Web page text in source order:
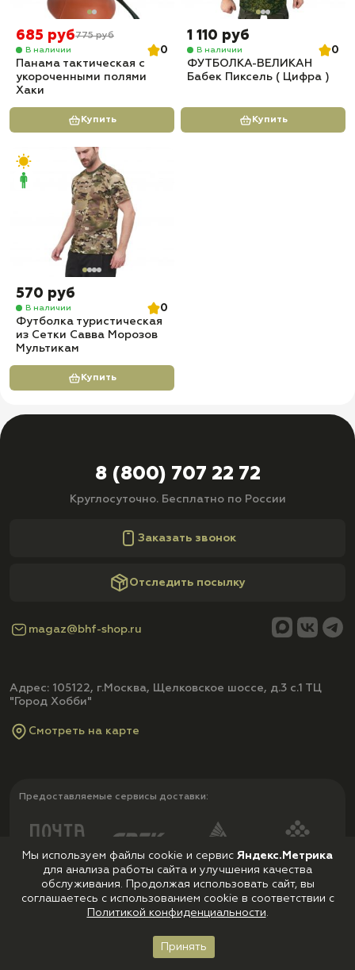
685 руб775 руб
В наличии
0
Панама тактическая с
укороченными полями
Хаки
Купить
1 110 руб
В наличии
0
ФУТБОЛКА-ВЕЛИКАН
Бабек Пиксель ( Цифра )
Купить
570 руб
В наличии
0
Футболка туристическая
из Сетки Савва Морозов
Мультикам
Купить
8 (800) 707 22 72
Круглосуточно. Бесплатно по России
Заказать звонок
Отследить посылку
magaz@bhf-shop.ru
Адрес: 105122, г.Москва, Щелковское шоссе, д.3 с.1 ТЦ
"Город Хобби"
Смотреть на карте
Предоставляемые сервисы доставки:
Корзина
Мы используем файлы cookie и сервис Яндекс.Метрика
для анализа работы сайта и улучшения качества
обслуживания. Продолжая использовать сайт, вы
соглашаетесь с использованием cookie в соответствии с
Политикой конфиденциальности.
Принять